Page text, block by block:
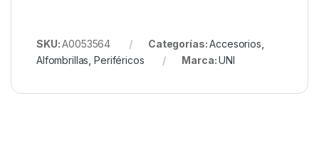
SKU:A0053564 Categorías:Accesorios
Alfombrillas ,Periféricos Marca:UNI